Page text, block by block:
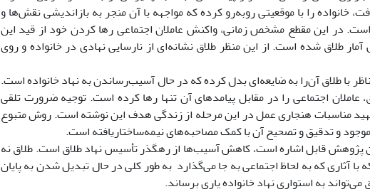
خانواده را با موقعیتی روبه‌رو کرده که مواجهه با آن منجر به بازاندیشی نقش‌ها و
در این مقطع مشخص زمانی، واکنش عاملان اجتماعی رها کردن خود از قید این
طلاق شده است. از این منظر طلاق نشانه‌ای از نارسایی نهادی در خانواده و روی
با طلاق آن‌را به ضایعه‌ای بدل کرده که در حال آسیب‌رساندن به نهاد خانواده است.
عاملان اجتماعی را در مقابل پیامدهای آن تنها رها کرده است. توجیه ضرورت تلقی
مناسبات هنجاری عمل در این مرحله از زندگی هدف این نوشته است. روش متبوع
و تدقیق و تصحیح آن با کمک مصاحبه‌های نیمه‌ساختاریافته است.
پژوهش قابل اشاره است، کاهش آسیب‌ها از رهگذر تأسیس نهاد طلاق است. طلاق نه
با آثاری که به لحاظ اجتماعی به جا می‌گذارد به طور کلی در حال تبدیل شدن به پایان
می‌تواند به استواری نهاد خانواده یاری برساند.